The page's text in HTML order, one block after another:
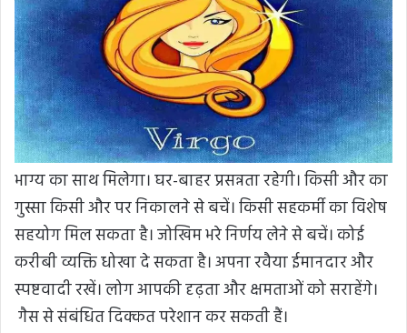
भाग्य का साथ मिलेगा। घर-बाहर प्रसन्नता रहेगी। किसी और का
गुस्सा किसी और पर निकालने से बचें। किसी सहकर्मी का विशेष
सहयोग मिल सकता है। जोखिम भरे निर्णय लेने से बचें। कोई
करीबी व्यक्ति धोखा दे सकता है। अपना रवैया ईमानदार और
स्पष्टवादी रखें। लोग आपकी दृढ़ता और क्षमताओं को सराहेंगे।
गैस से संबंधित दिक्कत परेशान कर सकती हैं।